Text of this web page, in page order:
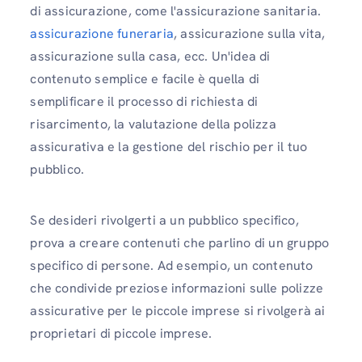
di assicurazione, come l'assicurazione sanitaria.
assicurazione funeraria, assicurazione sulla vita,
assicurazione sulla casa, ecc. Un'idea di
contenuto semplice e facile è quella di
semplificare il processo di richiesta di
risarcimento, la valutazione della polizza
assicurativa e la gestione del rischio per il tuo
pubblico.
Se desideri rivolgerti a un pubblico specifico,
prova a creare contenuti che parlino di un gruppo
specifico di persone. Ad esempio, un contenuto
che condivide preziose informazioni sulle polizze
assicurative per le piccole imprese si rivolgerà ai
proprietari di piccole imprese.